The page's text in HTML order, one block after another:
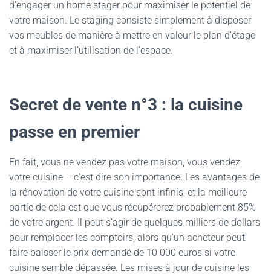
d’engager un home stager pour maximiser le potentiel de
votre maison. Le staging consiste simplement à disposer
vos meubles de manière à mettre en valeur le plan d’étage
et à maximiser l’utilisation de l’espace.
Secret de vente n°3 : la cuisine
passe en premier
En fait, vous ne vendez pas votre maison, vous vendez
votre cuisine – c’est dire son importance. Les avantages de
la rénovation de votre cuisine sont infinis, et la meilleure
partie de cela est que vous récupérerez probablement 85%
de votre argent. Il peut s’agir de quelques milliers de dollars
pour remplacer les comptoirs, alors qu’un acheteur peut
faire baisser le prix demandé de 10 000 euros si votre
cuisine semble dépassée. Les mises à jour de cuisine les